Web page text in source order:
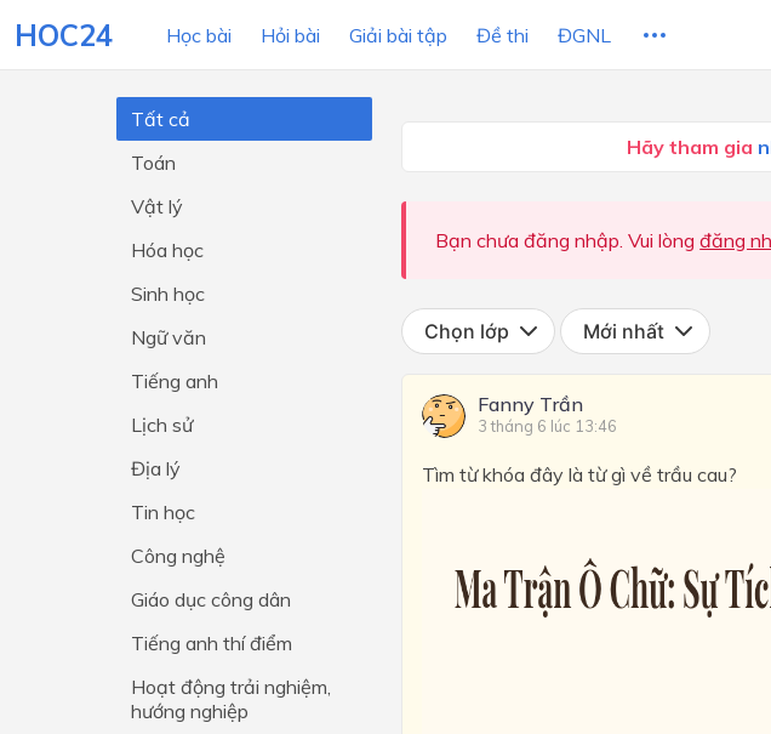
HOC24 Học bài Hỏi bài Giải bài tập Đề thi ĐGNL
LỚP HỌC
Lớp 12
Lớp 10
Lớp 9
Lớp 8
Lớp 7
Lớp 5
Lớp 4
Lớp 3
Lớp 2
Lớp 1
Tất cả
Toán
Vật lý
Hóa học
Sinh học
Ngữ văn
Tiếng anh
Lịch sử
Địa lý
Tin học
Công nghệ
Giáo dục công dân
Tiếng anh thí điểm
Hoạt động trải nghiệm,
hướng nghiệp
Hãy tham gia
Bạn chưa đăng nhập. Vui lòngđăng
Chọn lớp Mới nhất
Fanny Trần
3 tháng 6 lúc 13:46
Tìm từ khóa đây là từ gì về trầu cau?